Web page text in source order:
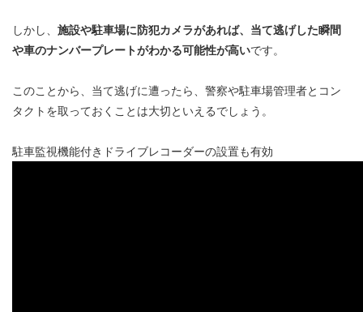
しかし、 施設や駐車場に防犯カメラがあれば、当て逃げした瞬間
や車のナンバープレートがわかる可能性が高いです。
このことから、当て逃げに遭ったら、警察や駐車場管理者とコン
タクトを取っておくことは大切といえるでしょう。
駐車監視機能付きドライブレコーダーの設置も有効